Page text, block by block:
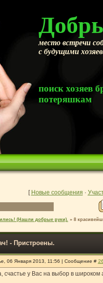
место встречи
с будущими
поиск хозяев
потеряшкам
[ Новые сообщения ·
(Нашли добрые руки). » 8
- Пристроены.
06 Января 2013, 11:56 | Сообщение # 26
счастье у Вас на выбор в широком